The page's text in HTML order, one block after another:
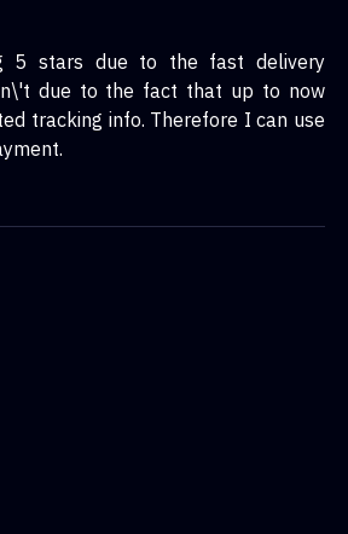
5 stars due to the fast delivery
due to the fact that up to now
tracking info. Therefore I can use